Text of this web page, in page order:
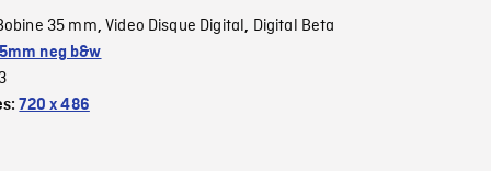
35 mm,Video Disque Digital, Digital Beta
neg b&w
720 x 486